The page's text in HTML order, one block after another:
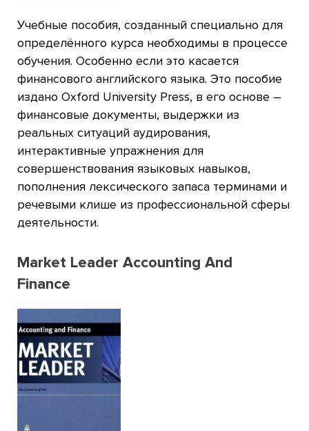
Учебные пособия, созданный специально для
определённого курса необходимы в процессе
обучения. Особенно если это касается
финансового английского языка. Это пособие
издано Oxford University Press, в его основе –
финансовые документы, выдержки из
реальных ситуаций аудирования,
интерактивные упражнения для
совершенствования языковых навыков,
пополнения лексического запаса терминами и
речевыми клише из профессиональной сферы
деятельности.
Market Leader Accounting And
Finance